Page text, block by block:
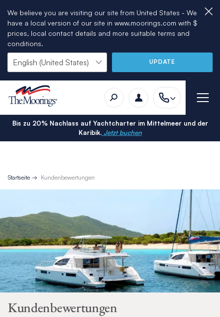
We believe you are visiting our site from United States - We
have a local version of our site in www.moorings.com with $
prices, local contact details and more suitable terms and
conditions.
UPDATE
Bis zu 20% Nachlass auf Yachtcharter im Mittelmeer und der
Karibik.Jetzt buchen
Startseite Kundenbewertungen
Kundenbewertungen